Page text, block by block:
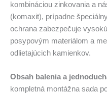
kombináciou zinkovania a
(komaxit), prípadne
ochrana zabezpečuje
posypovým materiálom a
odlietajúcich kamienkov.
Obsah balenia a
kompletná montážna sada